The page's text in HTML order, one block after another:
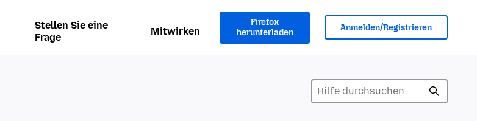
Stellen Sie eine
Frage
Mitwirken
Firefox
herunterladen
Anmelden/Registrieren